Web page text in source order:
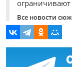
Все новости